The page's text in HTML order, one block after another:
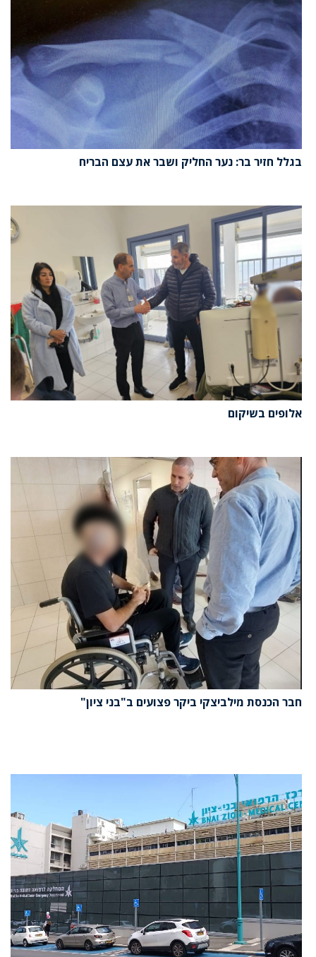
בגלל חזיר בר: נער החליק ושבר את עצם הבריח
אלופים בשיקום
חבר הכנסת מילביצקי ביקר פצועים ב"בני ציון"